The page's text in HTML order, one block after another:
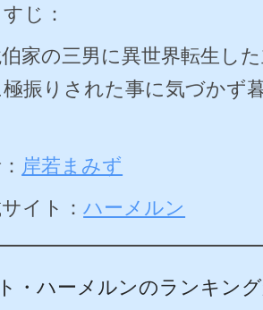
じ：
家の三男に異世界転生し
振りされた事に気づかず
岸若まみず
イト：ハーメルン
・ハーメルンのランキング